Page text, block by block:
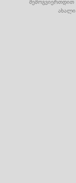
შემოგვიერთდით
ახალი